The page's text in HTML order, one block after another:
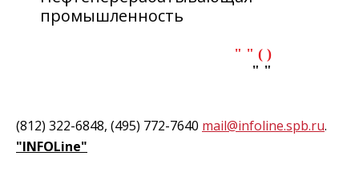
промышленность
" " ( )
" "
(812) 322-6848, (495) 772-7640 mail@infoline.spb.ru.
"INFOLine"